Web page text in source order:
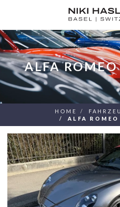
ALFA
HOME
ALFA